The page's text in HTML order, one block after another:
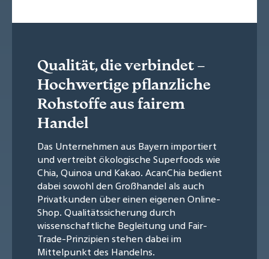
Qualität, die verbindet –
Hochwertige pflanzliche
Rohstoffe aus fairem
Handel
Das Unternehmen aus Bayern importiert
und vertreibt ökologische Superfoods wie
Chia, Quinoa und Kakao. AcanChia bedient
dabei sowohl den Großhandel als auch
Privatkunden über einen eigenen Online-
Shop. Qualitätssicherung durch
wissenschaftliche Begleitung und Fair-
Trade-Prinzipien stehen dabei im
Mittelpunkt des Handelns.